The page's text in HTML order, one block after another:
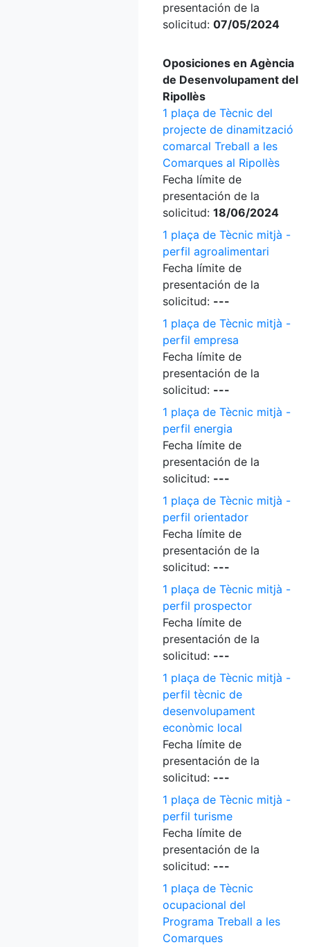
presentación de la
solicitud: 07/05/2024
Oposiciones en Agència
de Desenvolupament del
Ripollès
1 plaça de Tècnic del
projecte de dinamització
comarcal Treball a les
Comarques al Ripollès
Fecha límite de
presentación de la
solicitud: 18/06/2024
1 plaça de Tècnic mitjà -
perfil agroalimentari
Fecha límite de
presentación de la
solicitud: ---
1 plaça de Tècnic mitjà -
perfil empresa
Fecha límite de
presentación de la
solicitud: ---
1 plaça de Tècnic mitjà -
perfil energia
Fecha límite de
presentación de la
solicitud: ---
1 plaça de Tècnic mitjà -
perfil orientador
Fecha límite de
presentación de la
solicitud: ---
1 plaça de Tècnic mitjà -
perfil prospector
Fecha límite de
presentación de la
solicitud: ---
1 plaça de Tècnic mitjà -
perfil tècnic de
desenvolupament
econòmic local
Fecha límite de
presentación de la
solicitud: ---
1 plaça de Tècnic mitjà -
perfil turisme
Fecha límite de
presentación de la
solicitud: ---
1 plaça de Tècnic
ocupacional del
Programa Treball a les
Comarques